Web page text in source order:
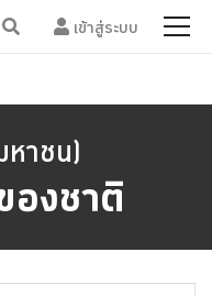
เข้าสู่ระบบ
าชน)
งชาติ